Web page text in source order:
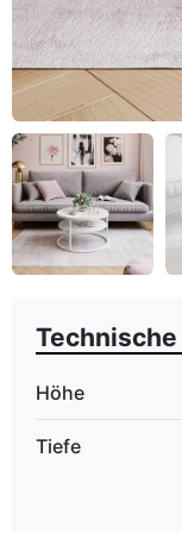
Höhe
Tiefe